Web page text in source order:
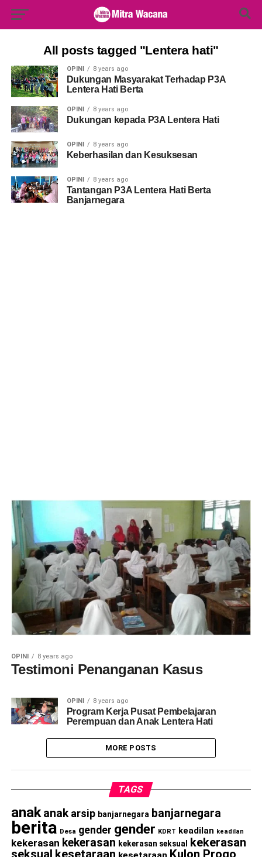
for:
All posts tagged "Lentera hati"
OPINI 8 years ago
Dukungan Masyarakat Terhadap P3A
Lentera Hati Berta
OPINI 8 years ago
Dukungan kepada P3A Lentera Hati
OPINI 8 years ago
Keberhasilan dan Kesuksesan
OPINI 8 years ago
Tantangan P3A Lentera Hati Berta
Banjarnegara
OPINI 8 years ago
Testimoni Penanganan Kasus
OPINI 8 years ago
Program Kerja Pusat Pembelajaran
Perempuan dan Anak Lentera Hati
MORE POSTS
TAGS
anak anak arsip banjarnegara banjarnegara
berita Desa gender gender KDRT keadilan keadilan
kekerasan kekerasan kekerasan seksual
kekerasan
seksual kesetaraan Kulon Progo